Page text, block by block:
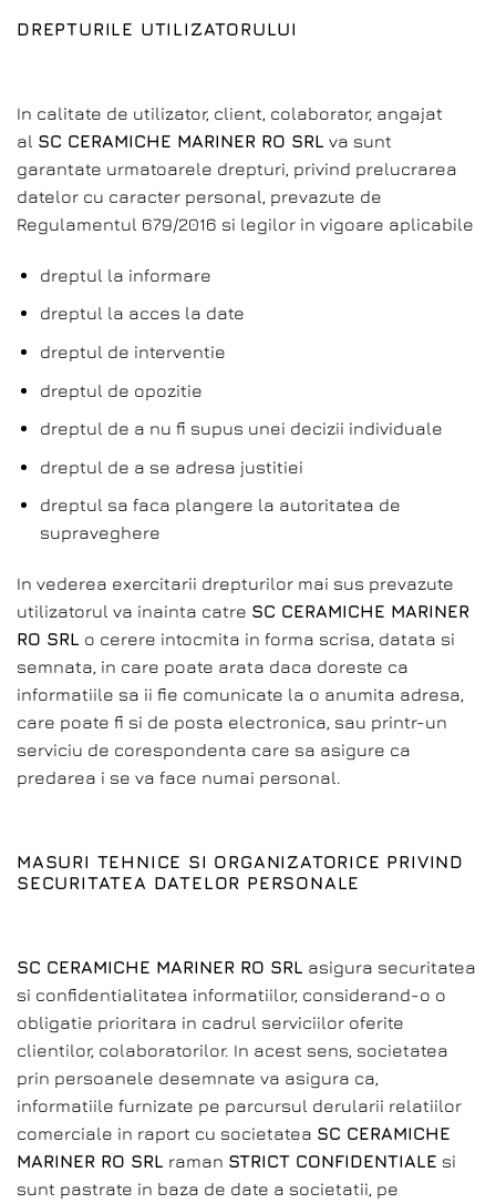
DREPTURILE UTILIZATORULUI
In calitate de utilizator, client, colaborator, angajat
al SC CERAMICHE MARINER RO SRL va sunt
garantate urmatoarele drepturi, privind prelucrarea
datelor cu caracter personal, prevazute de
Regulamentul 679/2016 si legilor in vigoare aplicabile
dreptul la informare
dreptul la acces la date
dreptul de interventie
dreptul de opozitie
dreptul de a nu fi supus unei decizii individuale
dreptul de a se adresa justitiei
dreptul sa faca plangere la autoritatea de
supraveghere
In vederea exercitarii drepturilor mai sus prevazute
utilizatorul va inainta catre SC CERAMICHE MARINER
RO SRL o cerere intocmita in forma scrisa, datata si
semnata, in care poate arata daca doreste ca
informatiile sa ii fie comunicate la o anumita adresa,
care poate fi si de posta electronica, sau printr-un
serviciu de corespondenta care sa asigure ca
predarea i se va face numai personal.
MASURI TEHNICE SI ORGANIZATORICE PRIVIND
SECURITATEA DATELOR PERSONALE
SC CERAMICHE MARINER RO SRL asigura securitatea
si confidentialitatea informatiilor, considerand-o o
obligatie prioritara in cadrul serviciilor oferite
clientilor, colaboratorilor. In acest sens, societatea
prin persoanele desemnate va asigura ca,
informatiile furnizate pe parcursul derularii relatiilor
comerciale in raport cu societatea SC CERAMICHE
MARINER RO SRL raman STRICT CONFIDENTIALE si
sunt pastrate in baza de date a societatii, pe